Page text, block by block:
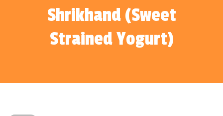
Shrikhand (Sweet
Strained Yogurt)